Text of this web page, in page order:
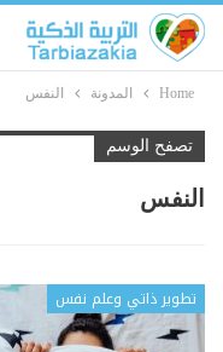
Home المدونة النفس
تصفح الوسم
النفس
تطوير ذاتي وعلم نفس